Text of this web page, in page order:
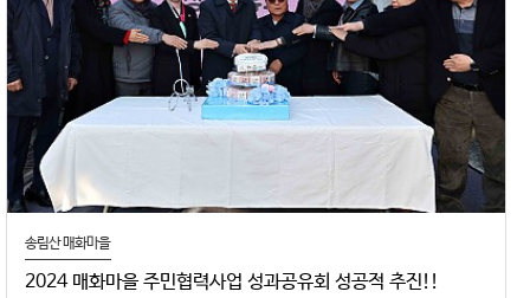
송림산 매화마을
2024 매화마을 주민협력사업 성과공유회 성공적 추진!!